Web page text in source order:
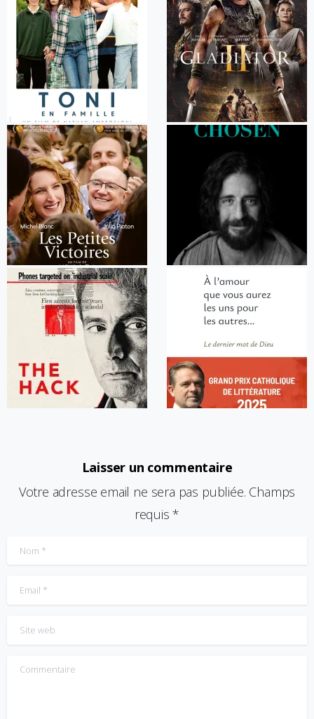
Laisser un commentaire
Votre adresse email ne sera pas publiée. Champs
requis *
Nom*
Email*
Site web
Commentaire